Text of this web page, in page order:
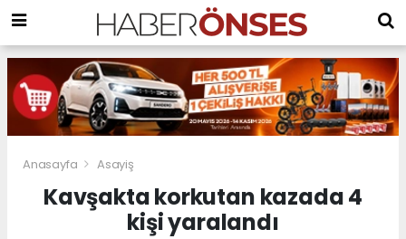
Anasayfa Asayiş
Kavşakta korkutan kazada 4
kişi yaralandı